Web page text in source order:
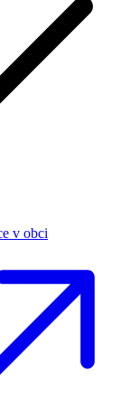
v obci